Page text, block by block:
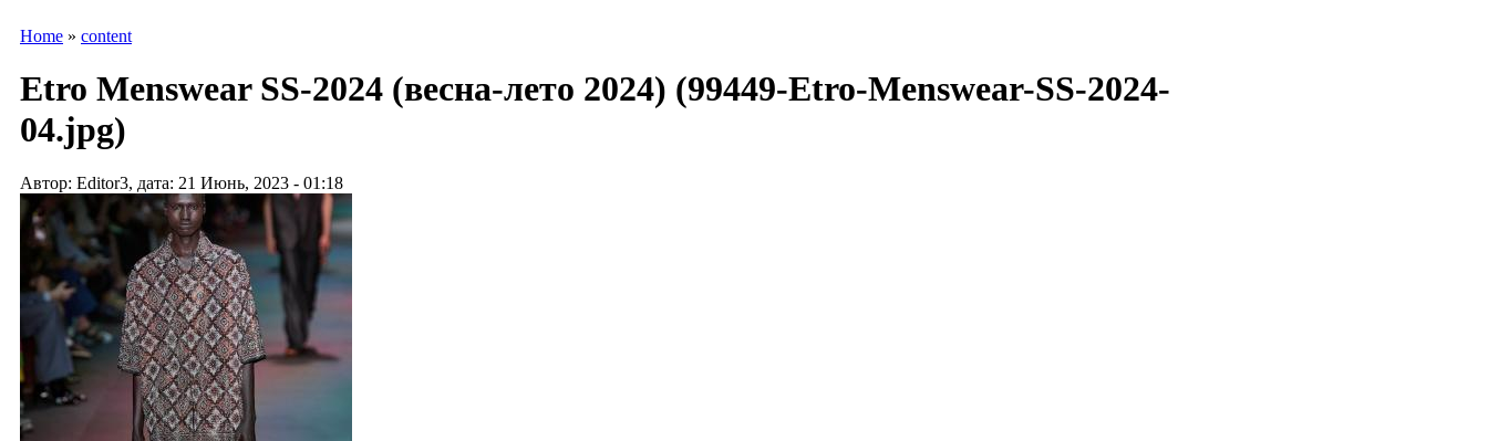
Home » content
Etro Menswear SS-2024 (весна-лето 2024) (99449-Etro-Menswear-SS-2024-
04.jpg)
Автор: Editor3, дата: 21 Июнь, 2023 - 01:18